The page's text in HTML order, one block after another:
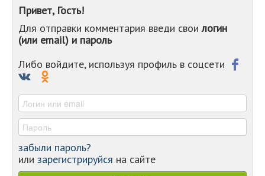
-
-
Привет, Гость!
Для отправки комментария введи своилогин
(или email) и пароль
Либо войдите, используя профиль в соцсети
забыли пароль?
или зарегистрируйся на сайте